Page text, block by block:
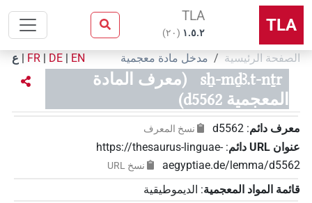
TLA
TLA
۱.٥.٢ (٢٠)
الصفحة الرئيسية مدخل مادة معجمية EN
|
DE
|
FR
| ع
sẖ-mḏꜣ.t-nṯr
(معرف المادة
المعجمية d5562)
معرف دائم:
d5562 نسخ المعرف
عنوان‏ ‏URL‏ دائم :
https://thesaurus-linguae-
aegyptiae.de/lemma/d5562
نسخ‏ ‏URL
قائمة المواد المعجمية: الديموطيقية